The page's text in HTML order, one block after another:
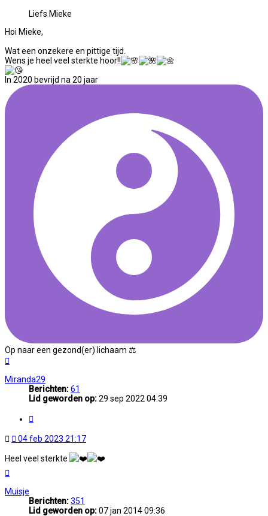
Liefs Mieke
Hoi Mieke,
Wat een onzekere en pittige tijd.
Wens je heel veel sterkte hoor!!
In 2020 bevrijd na 20 jaar
Op naar een gezond(er) lichaam ⚖
Miranda29
Berichten:61
Lid geworden op:29 sep 2022 04:39
Ongelezen
04 feb 2023 21:17
Heel veel sterkte
Muisje
Berichten:351
Lid geworden op:07 jan 2014 09:36